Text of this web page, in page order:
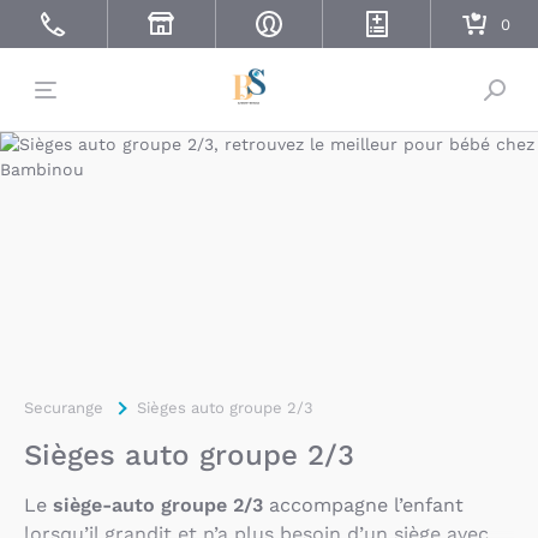
Securange Sièges auto groupe 2/3
Sièges auto groupe 2/3
Le siège-auto groupe 2/3 accompagne l’enfant